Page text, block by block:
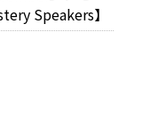
Speakers】